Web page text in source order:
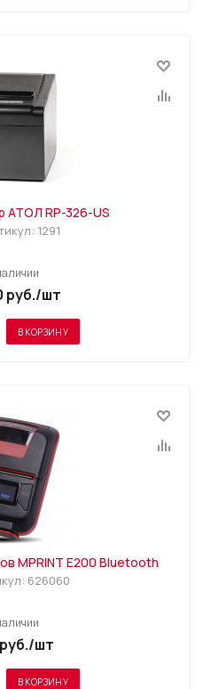
АТОЛ RP-326-US
1291
руб./шт
В КОРЗИНУ
MPRINT E200 Bluetooth
626060
руб./шт
В КОРЗИНУ